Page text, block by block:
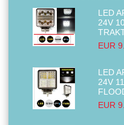
LED
24V
EUR
LED
24V
EUR